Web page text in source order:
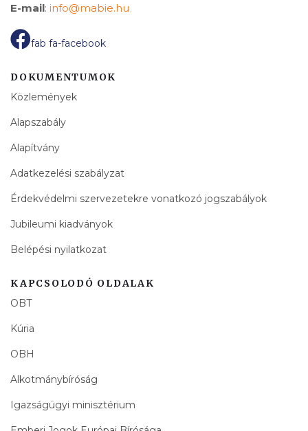
E-mail: info@mabie.hu
fab fa-facebook
DOKUMENTUMOK
Közlemények
Alapszabály
Alapítvány
Adatkezelési szabályzat
Érdekvédelmi szervezetekre vonatkozó jogszabályok
Jubileumi kiadványok
Belépési nyilatkozat
KAPCSOLODÓ OLDALAK
OBT
Kúria
OBH
Alkotmánybíróság
Igazságügyi minisztérium